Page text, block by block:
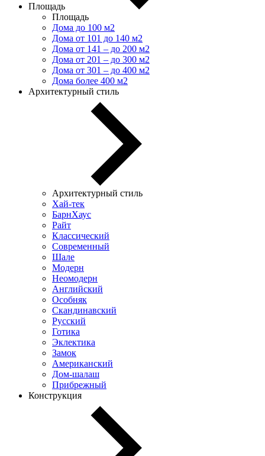
Площадь
Площадь
Дома до 100 м2
Дома от 101 до 140 м2
Дома от 141 – до 200 м2
Дома от 201 – до 300 м2
Дома от 301 – до 400 м2
Дома более 400 м2
Архитектурный стиль
Архитектурный стиль
Хай-тек
БарнХаус
Райт
Классический
Современный
Шале
Модерн
Неомодерн
Английский
Особняк
Скандинавский
Русский
Готика
Эклектика
Замок
Американский
Дом-шалаш
Прибрежный
Конструкция